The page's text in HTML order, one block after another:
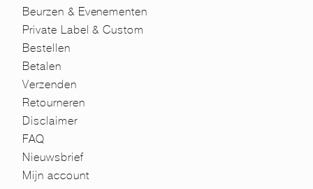
Beurzen & Evenementen
Private Label & Custom
Bestellen
Betalen
Verzenden
Retourneren
Disclaimer
FAQ
Nieuwsbrief
Mijn account